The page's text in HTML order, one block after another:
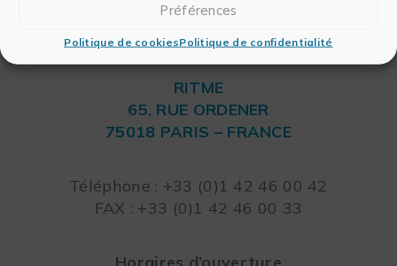
Préférences
Politique de cookiesPolitique de confidentialité
RITME
65, RUE ORDENER
75018 PARIS – FRANCE
Téléphone : +33 (0)1 42 46 00 42
FAX : +33 (0)1 42 46 00 33